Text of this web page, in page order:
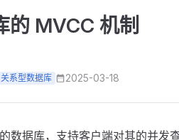
的 MVCC 机制
关系型数据库 2025-03-18
数据库，支持客户端对其的并发